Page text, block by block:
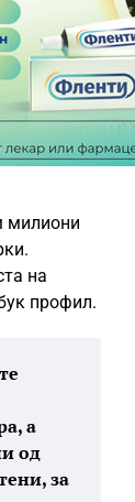
милиони
на
профил.
а
од
за